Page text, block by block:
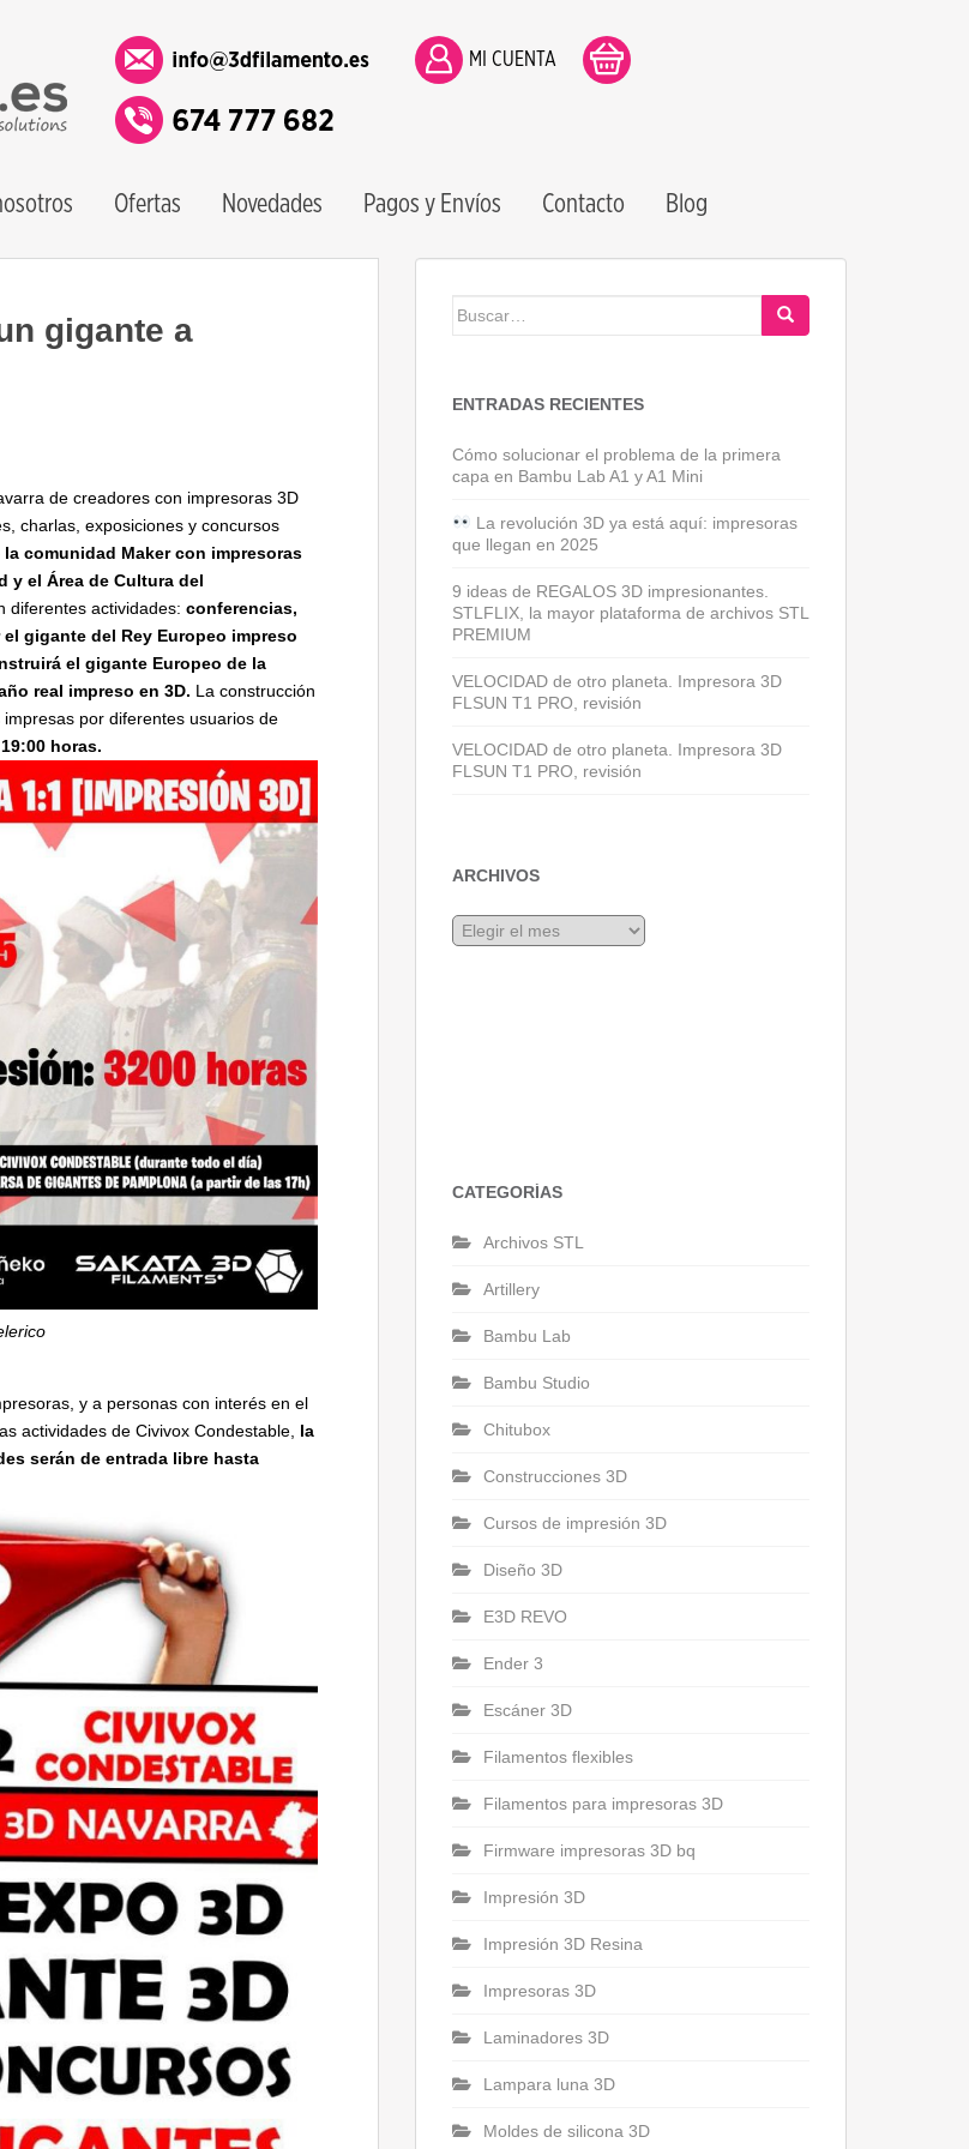
MI CUENTA
Ofertas Novedades Pagos y Envíos Contacto Blog
gigante a
de creadores con impresoras 3D
charlas, exposiciones y concursos
comunidad Maker con impresoras
y el Área de Cultura del
diferentes actividades: conferencias,
gigante del Rey Europeo impreso
el gigante Europeo de la
real impreso en 3D. La construcción
por diferentes usuarios de
horas.
y a personas con interés en el
actividades de Civivox Condestable, la
serán de entrada libre hasta
Buscar:
ENTRADAS RECIENTES
Cómo solucionar el problema de la primera
capa en Bambu Lab A1 y A1 Mini
La revolución 3D ya está aquí: impresoras
que llegan en 2025
9 ideas de REGALOS 3D impresionantes.
STLFLIX, la mayor plataforma de archivos STL
PREMIUM
VELOCIDAD de otro planeta. Impresora 3D
FLSUN T1 PRO, revisión
VELOCIDAD de otro planeta. Impresora 3D
FLSUN T1 PRO, revisión
ARCHIVOS
Archivos
CATEGORÍAS
Archivos STL
Artillery
Bambu Lab
Bambu Studio
Chitubox
Construcciones 3D
Cursos de impresión 3D
Diseño 3D
E3D REVO
Ender 3
Escáner 3D
Filamentos flexibles
Filamentos para impresoras 3D
Firmware impresoras 3D bq
Impresión 3D
Impresión 3D Resina
Impresoras 3D
Laminadores 3D
Lampara luna 3D
Moldes de silicona 3D